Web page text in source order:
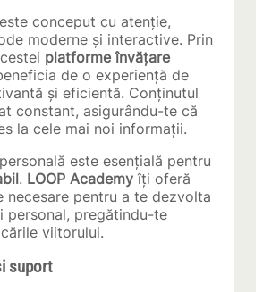
conceput cu atenție,
moderne și interactive. Prin
platforme învățare
de o experiență de
și eficientă. Conținutul
constant, asigurându-te că
la cele mai noi informații.
este esențială pentru
. LOOP Academy îți oferă
necesare pentru a te dezvolta
personal, pregătindu-te
viitorului.
suport